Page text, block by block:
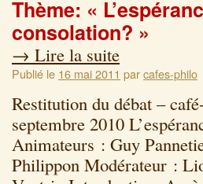
Thème: «
consolation? »
→ Lire la suite
Publié le 16 mai 2011 parcafes-philo
Restitution du débat –
septembre 2010
Animateurs : Guy
Philippon Modérateur :